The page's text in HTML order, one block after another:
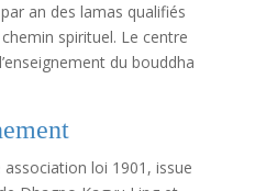
an des lamas qualifiés
spirituel. Le centre
du bouddha
loi 1901, issue